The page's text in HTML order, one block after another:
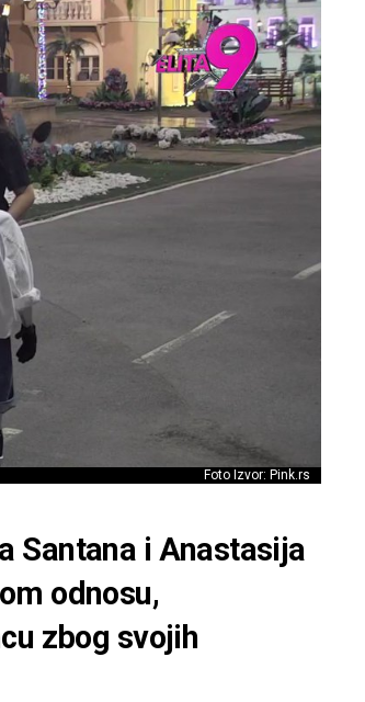
Foto Izvor: Pink.rs
Santana i Anastasija
odnosu,
zbog svojih